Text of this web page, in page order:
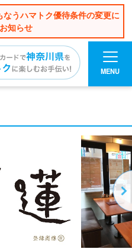
うハマトク優待条件の変更に
知らせ
MENU